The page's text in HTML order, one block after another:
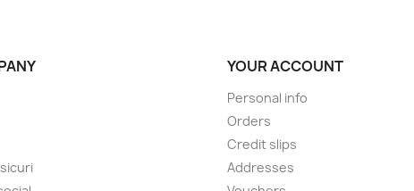
YOUR ACCOUNT
Personal info
Orders
Credit slips
Addresses